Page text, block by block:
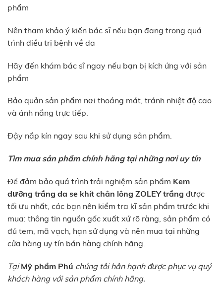
phẩm
Nên tham khảo ý kiến bác sĩ nếu bạn đang trong quá
trình điều trị bệnh về da
Hãy đến khám bác sĩ ngay nếu bạn bị kích ứng với sản
phẩm
Bảo quản sản phẩm nơi thoáng mát, tránh nhiệt độ cao
và ánh nắng trực tiếp.
Đậy nắp kín ngay sau khi sử dụng sản phẩm.
Tìm mua sản phẩm chính hãng tại những nơi uy tín
Để đảm bảo quá trình trải nghiệm sản phẩm Kem
dưỡng trắng da se khít chân lông ZOLEY trắng được
tối ưu nhất, các bạn nên kiểm tra kĩ sản phẩm trước khi
mua: thông tin nguồn gốc xuất xứ rõ ràng, sản phẩm có
đủ tem, mã vạch, hạn sử dụng và nên mua tại những
cửa hàng uy tín bán hàng chính hãng.
TạiMỹ phẩm Phú chúng tôi hân hạnh được phục vụ quý
khách hàng với sản phẩm chính hãng.